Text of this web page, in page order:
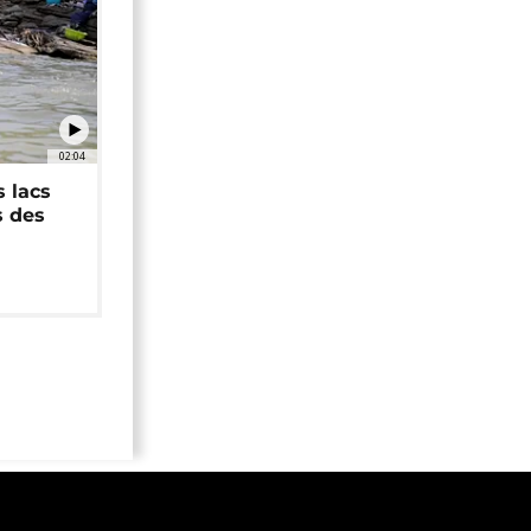
02:04
lacs
des